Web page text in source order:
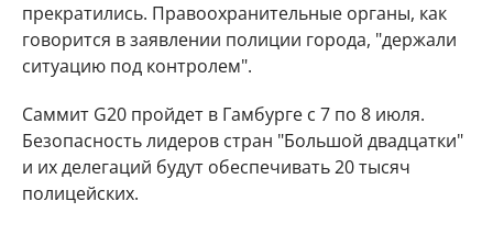
прекратились. Правоохранительные органы, как
говорится в заявлении полиции города, "держали
ситуацию под контролем".
Саммит G20 пройдет в Гамбурге с 7 по 8 июля.
Безопасность лидеров стран "Большой двадцатки"
и их делегаций будут обеспечивать 20 тысяч
полицейских.